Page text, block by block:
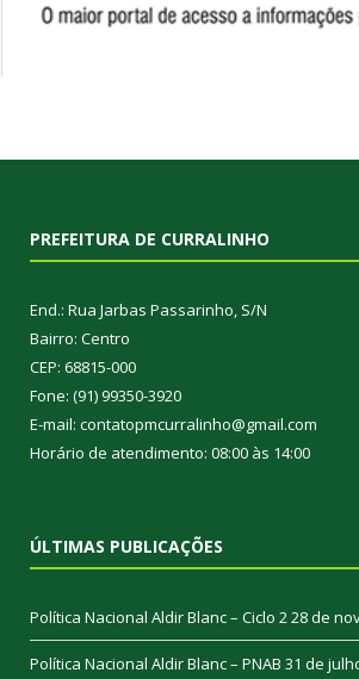
PREFEITURA DE CURRALINHO
End.: Rua Jarbas Passarinho, S/N
Bairro: Centro
CEP: 68815-000
Fone: (91) 99350-3920
E-mail: contatopmcurralinho@gmail.com
Horário de atendimento: 08:00 às 14:00
ÚLTIMAS PUBLICAÇÕES
Política Nacional Aldir Blanc – Ciclo 228 de
Política Nacional Aldir Blanc – PNAB 31 de